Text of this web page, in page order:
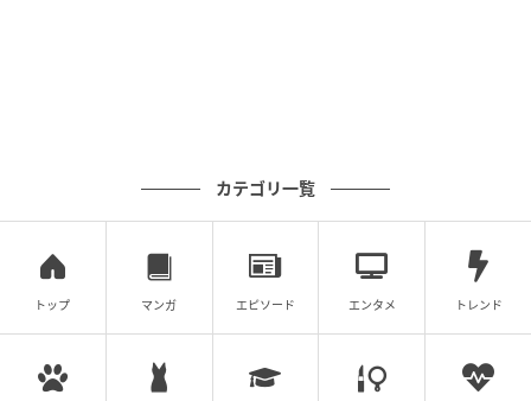
の記事をもっとみる
カテゴリ一覧
トップ マンガ エピソード エンタメ トレンド